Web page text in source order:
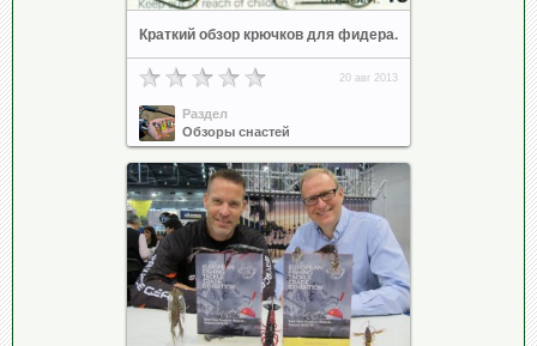
Краткий обзор крючков для фидера.
20 авг 2013
Раздел
Обзоры снастей